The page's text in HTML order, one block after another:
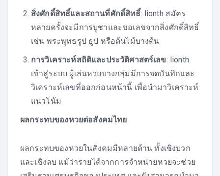
สิ่งศักดิ์สิทธิ์และสถานที่ศักดิ์สิทธิ์: lionth สมัคร
หลายครั้งจะมีการบูชาและขอเลขจากสิ่งศักดิ์สิทธิ์
เช่น พระพุทธรูป ธูป หรือต้นไม้บางต้น
การวิเคราะห์สถิติและประวัติศาสตร์เลข: lionth
เข้าสู่ระบบ ผู้เล่นหวยบางกลุ่มมีการจดบันทึกและ
วิเคราะห์เลขที่ออกก่อนหน้านี้ เพื่อนำมาวิเคราะห์
แนวโน้ม
ผลกระทบของหวยต่อสังคมไทย
ผลกระทบของหวยในสังคมมีหลายด้าน ทั้งเชิงบวก
และเชิงลบ แม้ว่ารายได้จากการจำหน่ายหวยจะช่วย